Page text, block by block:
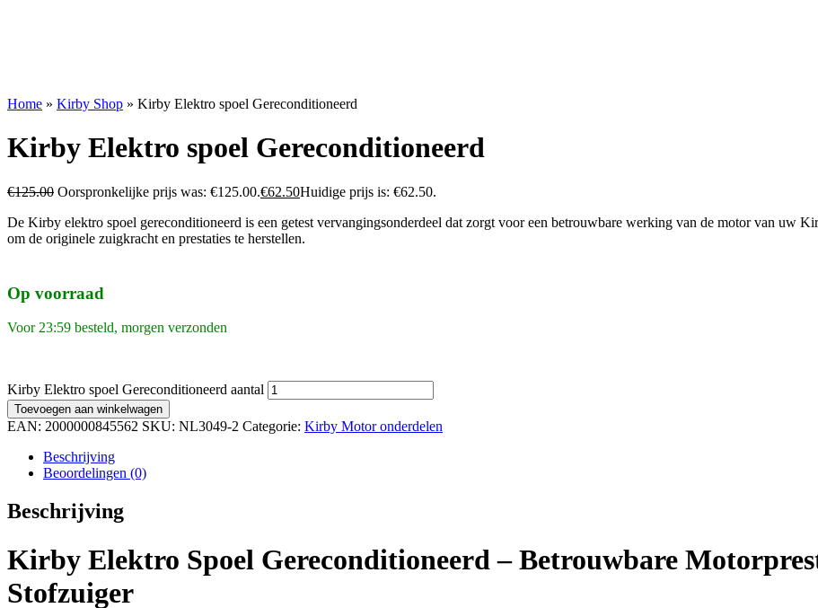
Home » Kirby Shop » Kirby Elektro spoel Gereconditioneerd
Kirby Elektro spoel Gereconditioneerd
€125.00 Oorspronkelijke prijs was: €125.00.€62.50Huidige prijs is: €62.50.
De Kirby elektro spoel gereconditioneerd is een getest vervangingsonderdeel dat zorgt voor een betrouwbare werking van de motor van uw
om de originele zuigkracht en prestaties te herstellen.
Op voorraad
Voor 23:59 besteld, morgen verzonden
Kirby Elektro spoel Gereconditioneerd aantal
Toevoegen aan winkelwagen
EAN: 2000000845562 SKU: NL3049-2 Categorie: Kirby Motor onderdelen
Beschrijving
Beoordelingen (0)
Beschrijving
Kirby Elektro Spoel Gereconditioneerd – Betrouwbare
Stofzuiger